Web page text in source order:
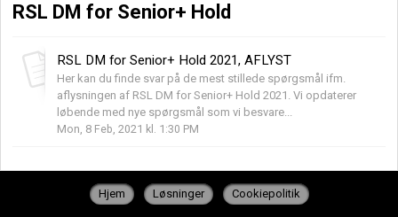
RSL DM for Senior+ Hold
RSL DM for Senior+ Hold 2021, AFLYST
Her kan du finde svar på de mest stillede spørgsmål ifm.
aflysningen af RSL DM for Senior+ Hold 2021. Vi opdaterer
løbende med nye spørgsmål som vi besvare...
Mon, 8 Feb, 2021 kl. 1:30 PM
Hjem Løsninger Cookiepolitik